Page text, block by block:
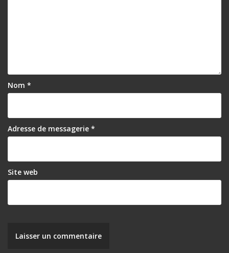
Nom *
Adresse de messagerie *
Site web